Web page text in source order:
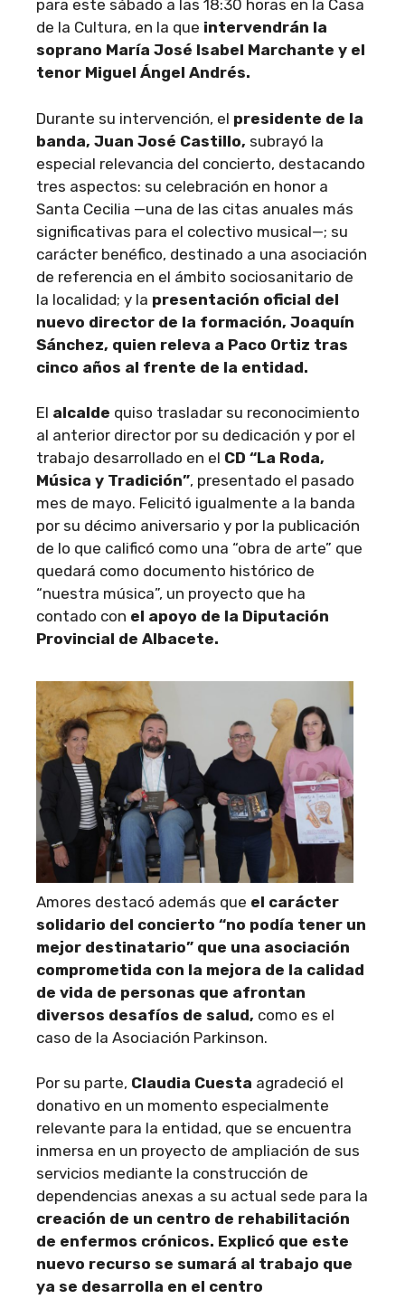
para este sábado a las 18:30 horas en la Casa
de la Cultura, en la que intervendrán la
soprano María José Isabel Marchante y el
tenor Miguel Ángel Andrés.
Durante su intervención, el presidente de la
banda, Juan José Castillo, subrayó la
especial relevancia del concierto, destacando
tres aspectos: su celebración en honor a
Santa Cecilia —una de las citas anuales más
significativas para el colectivo musical—; su
carácter benéfico, destinado a una asociación
de referencia en el ámbito sociosanitario de
la localidad; y la presentación oficial del
nuevo director de la formación, Joaquín
Sánchez, quien releva a Paco Ortiz tras
cinco años al frente de la entidad.
El alcalde quiso trasladar su reconocimiento
al anterior director por su dedicación y por el
trabajo desarrollado en el CD “La Roda,
Música y Tradición”, presentado el pasado
mes de mayo. Felicitó igualmente a la banda
por su décimo aniversario y por la publicación
de lo que calificó como una “obra de arte” que
quedará como documento histórico de
“nuestra música”, un proyecto que ha
contado con el apoyo de la Diputación
Provincial de Albacete.
Amores destacó además que el carácter
solidario del concierto “no podía tener un
mejor destinatario” que una asociación
comprometida con la mejora de la calidad
de vida de personas que afrontan
diversos desafíos de salud, como es el
caso de la Asociación Parkinson.
Por su parte, Claudia Cuesta agradeció el
donativo en un momento especialmente
relevante para la entidad, que se encuentra
inmersa en un proyecto de ampliación de sus
servicios mediante la construcción de
dependencias anexas a su actual sede para la
creación de un centro de rehabilitación
de enfermos crónicos. Explicó que este
nuevo recurso se sumará al trabajo que
ya se desarrolla en el centro